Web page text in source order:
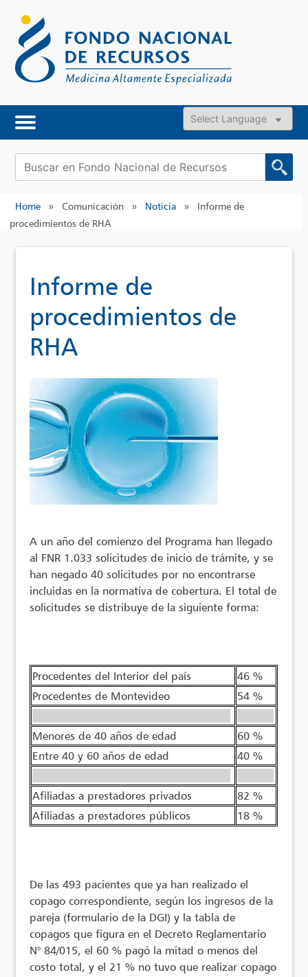
content
Powered by
Buscar:
Home » Comunicación » Noticia »
Informe de
procedimientos de RHA
Informe de
procedimientos de
RHA
A un año del comienzo del Programa han llegado
al FNR 1.033 solicitudes de inicio de trámite, y se
han negado 40 solicitudes por no encontrarse
incluidas en la normativa de cobertura. El total de
solicitudes se distribuye de la siguiente forma:
Procedentes del Interior del país
46 %
Procedentes de Montevideo
54 %
Menores de 40 años de edad
60 %
Entre 40 y 60 años de edad
40 %
Afiliadas a prestadores privados
82 %
Afiliadas a prestadores públicos
18 %
De las 493 pacientes que ya han realizado el
copago correspondiente, según los ingresos de la
pareja (formulario de la DGI) y la tabla de
copagos que figura en el Decreto Reglamentario
N° 84/015, el 60 % pagó la mitad o menos del
costo total, y el 21 % no tuvo que realizar copago